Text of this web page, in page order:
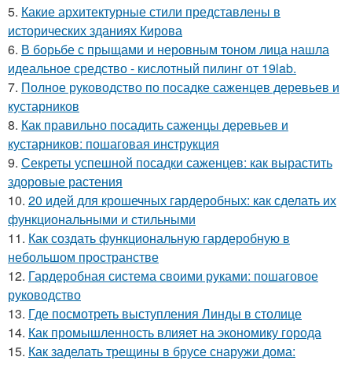
5. Какие архитектурные стили представлены в
исторических зданиях Кирова
6. В борьбе с прыщами и неровным тоном лица нашла
идеальное средство - кислотный пилинг от 19lab.
7. Полное руководство по посадке саженцев деревьев и
кустарников
8. Как правильно посадить саженцы деревьев и
кустарников: пошаговая инструкция
9. Секреты успешной посадки саженцев: как вырастить
здоровые растения
10. 20 идей для крошечных гардеробных: как сделать их
функциональными и стильными
11. Как создать функциональную гардеробную в
небольшом пространстве
12. Гардеробная система своими руками: пошаговое
руководство
13. Где посмотреть выступления Линды в столице
14. Как промышленность влияет на экономику города
15. Как заделать трещины в брусе снаружи дома: